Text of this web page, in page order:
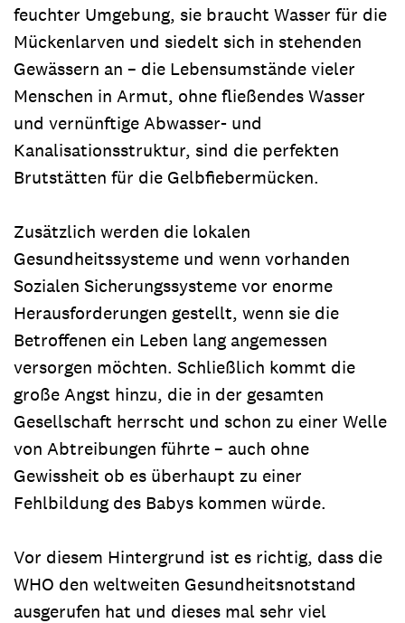
feuchter Umgebung, sie braucht Wasser für die
Mückenlarven und siedelt sich in stehenden
Gewässern an – die Lebensumstände vieler
Menschen in Armut, ohne fließendes Wasser
und vernünftige Abwasser- und
Kanalisationsstruktur, sind die perfekten
Brutstätten für die Gelbfiebermücken.
Zusätzlich werden die lokalen
Gesundheitssysteme und wenn vorhanden
Sozialen Sicherungssysteme vor enorme
Herausforderungen gestellt, wenn sie die
Betroffenen ein Leben lang angemessen
versorgen möchten. Schließlich kommt die
große Angst hinzu, die in der gesamten
Gesellschaft herrscht und schon zu einer Welle
von Abtreibungen führte – auch ohne
Gewissheit ob es überhaupt zu einer
Fehlbildung des Babys kommen würde.
Vor diesem Hintergrund ist es richtig, dass die
WHO den weltweiten Gesundheitsnotstand
ausgerufen hat und dieses mal sehr viel